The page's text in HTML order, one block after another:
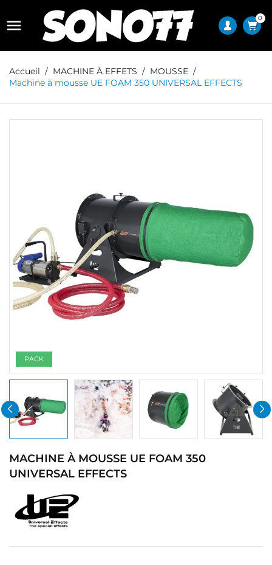
 0
Accueil MACHINE À EFFETS
MOUSSE
Machine à mousse UE FOAM 350 UNIVERSAL EFFECTS
PACK
MACHINE À MOUSSE UE FOAM 350
UNIVERSAL EFFECTS